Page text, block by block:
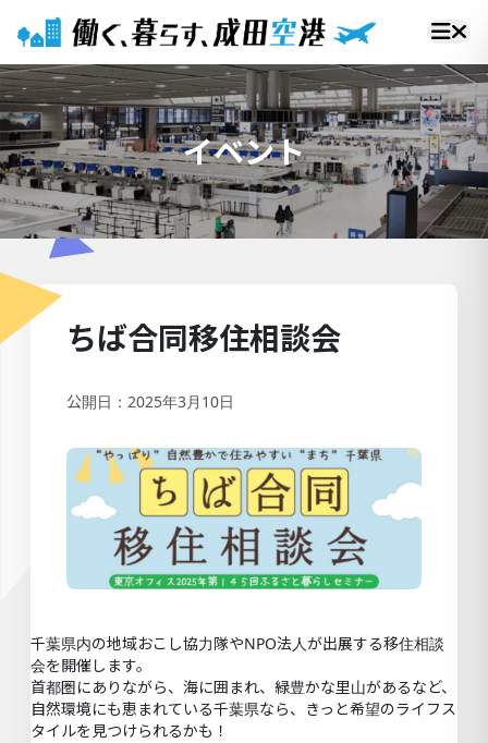
イベント
ちば合同移住相談会
公開日：2025年3月10日
千葉県内の地域おこし協力隊やNPO法人が出展する移住相談
会を開催します。
首都圏にありながら、海に囲まれ、緑豊かな里山があるなど、
自然環境にも恵まれている千葉県なら、きっと希望のライフス
タイルを見つけられるかも！